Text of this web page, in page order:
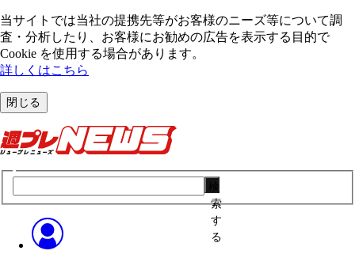
当サイトでは当社の提携先等がお客様のニーズ等について調
査・分析したり、お客様にお勧めの広告を表⽰する⽬的で
Cookie を使⽤する場合があります。
詳しくはこちら
閉じる
索
す
る